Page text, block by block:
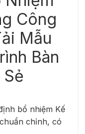
Công
Mẫu
Bàn
bổ nhiệm Kế
chỉnh, có